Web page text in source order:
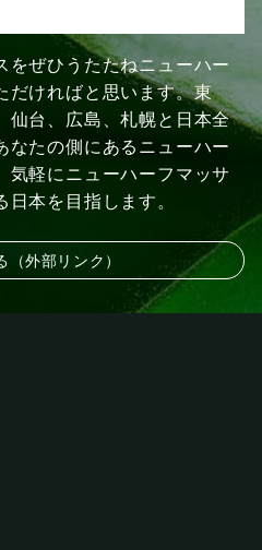
をぜひうたたねニューハー
だければと思います。東
仙台、広島、札幌と日本全
なたの側にあるニューハー
気軽にニューハーフマッサ
本を目指します。
（外部リンク）